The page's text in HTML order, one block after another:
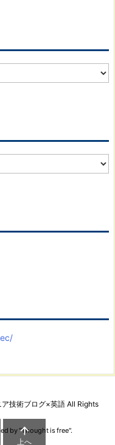
技術ブログ×英語 All Rights
by "Thought is free".

上へ